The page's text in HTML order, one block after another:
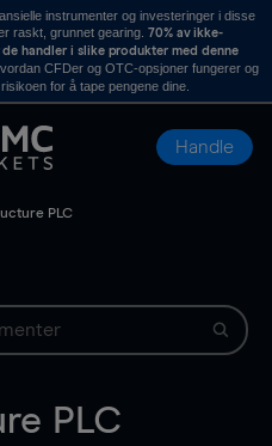
instrumenter og investeringer i disse
raskt, grunnet gearing. 70% av ikke-
handler i slike produkter med denne
CFDer og OTC-opsjoner fungerer og
for å tape pengene dine.
Handle
PLC
PLC